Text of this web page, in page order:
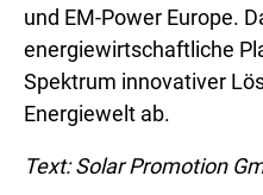
und EM-Power Europe.
energiewirtschaftliche
Spektrum innovativer
Energiewelt ab.
Text: Solar Promotion